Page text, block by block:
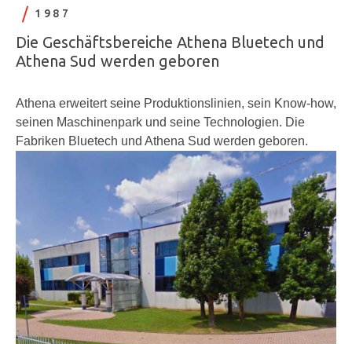
1987
Die Geschäftsbereiche Athena Bluetech und
Athena Sud werden geboren
Athena erweitert seine Produktionslinien, sein Know-how,
seinen Maschinenpark und seine Technologien. Die
Fabriken Bluetech und Athena Sud werden geboren.